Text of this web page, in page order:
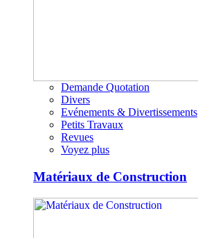
Demande Quotation
Divers
Evénements & Divertissements
Petits Travaux
Revues
Voyez plus
Matériaux de Construction